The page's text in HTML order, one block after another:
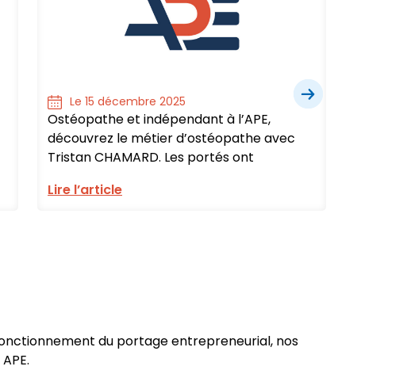
Le 15 décembre 2025
Ostéopathe et indépendant à l’APE,
découvrez le métier d’ostéopathe avec
Tristan CHAMARD. Les portés ont
Lire l’article
du portage entrepreneurial, nos